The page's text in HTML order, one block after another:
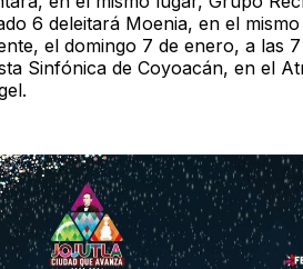
6 deleitará Moenia, en el
el domingo 7 de enero, a las
Sinfónica de Coyoacán, en el